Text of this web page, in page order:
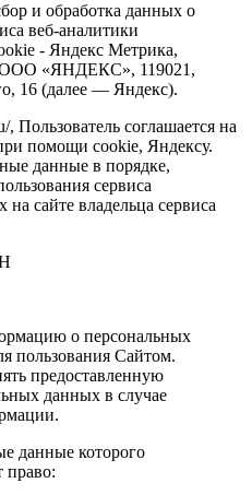
и обработка данных о
веб-аналитики
- Яндекс Метрика,
ООО «ЯНДЕКС», 119021,
16 (далее — Яндекс).
Пользователь соглашается на
помощи cookie, Яндексу.
данные в порядке,
сервиса
сайте владельца сервиса
о персональных
пользования Сайтом.
предоставленную
данных в случае
данные которого
право: